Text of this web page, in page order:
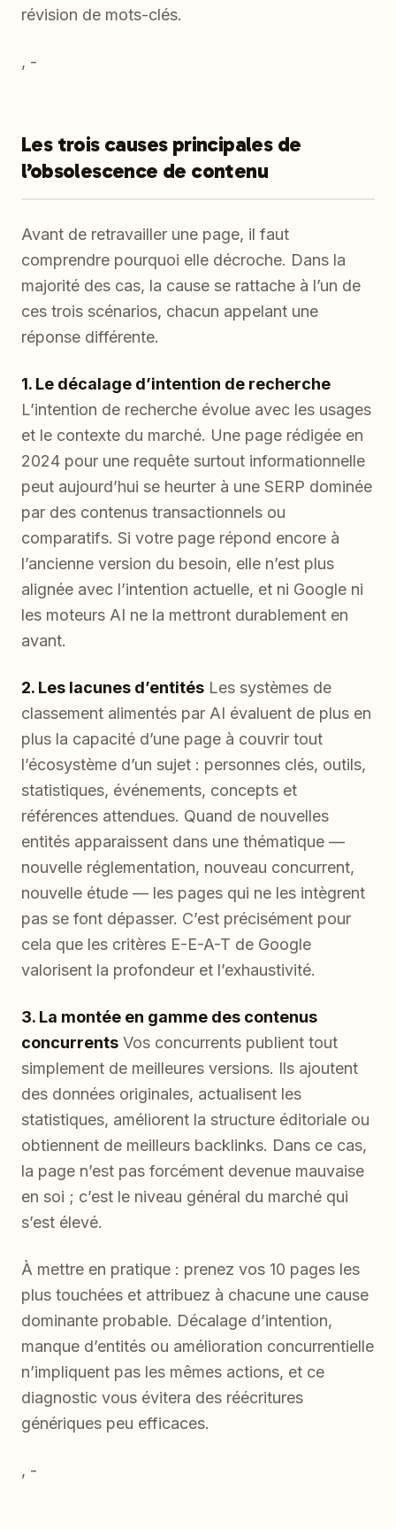
révision de mots-clés.
, -
Les trois causes principales de
l’obsolescence de contenu
Avant de retravailler une page, il faut
comprendre pourquoi elle décroche. Dans la
majorité des cas, la cause se rattache à l’un de
ces trois scénarios, chacun appelant une
réponse différente.
1. Le décalage d’intention de recherche
L’intention de recherche évolue avec les usages
et le contexte du marché. Une page rédigée en
2024 pour une requête surtout informationnelle
peut aujourd’hui se heurter à une SERP dominée
par des contenus transactionnels ou
comparatifs. Si votre page répond encore à
l’ancienne version du besoin, elle n’est plus
alignée avec l’intention actuelle, et ni Google ni
les moteurs AI ne la mettront durablement en
avant.
2. Les lacunes d’entités Les systèmes de
classement alimentés par AI évaluent de plus en
plus la capacité d’une page à couvrir tout
l’écosystème d’un sujet : personnes clés, outils,
statistiques, événements, concepts et
références attendues. Quand de nouvelles
entités apparaissent dans une thématique —
nouvelle réglementation, nouveau concurrent,
nouvelle étude — les pages qui ne les intègrent
pas se font dépasser. C’est précisément pour
cela que les critères E-E-A-T de Google
valorisent la profondeur et l’exhaustivité.
3. La montée en gamme des contenus
concurrents Vos concurrents publient tout
simplement de meilleures versions. Ils ajoutent
des données originales, actualisent les
statistiques, améliorent la structure éditoriale ou
obtiennent de meilleurs backlinks. Dans ce cas,
la page n’est pas forcément devenue mauvaise
en soi ; c’est le niveau général du marché qui
s’est élevé.
À mettre en pratique : prenez vos 10 pages les
plus touchées et attribuez à chacune une cause
dominante probable. Décalage d’intention,
manque d’entités ou amélioration concurrentielle
n’impliquent pas les mêmes actions, et ce
diagnostic vous évitera des réécritures
génériques peu efficaces.
, -